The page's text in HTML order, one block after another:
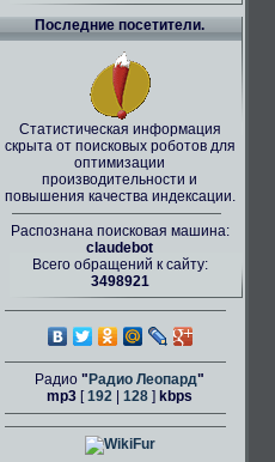
Последние посетители.
Статистическая информация
скрыта от поисковых роботов для
оптимизации
производительности и
повышения качества индексации.
Распознана поисковая машина:
claudebot
Всего обращений к сайту:
3498921
Радио " Радио Леопард"
mp3 [192 128 ] kbps